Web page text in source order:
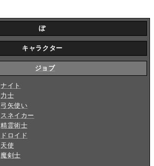
ぽ
キャラクター
ジョブ
ナイト
力士
弓矢使い
スネイカー
精霊術士
ドロイド
天使
魔剣士